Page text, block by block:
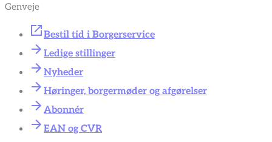
Genveje
Bestil tid i Borgerservice
Ledige stillinger
Nyheder
Høringer, borgermøder og afgørelser
Abonnér
EAN og CVR